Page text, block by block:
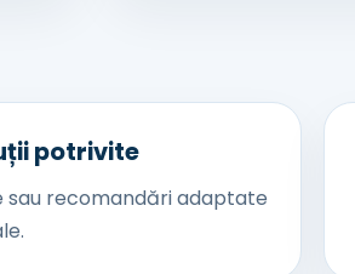
potrivite
sau recomandări adaptate